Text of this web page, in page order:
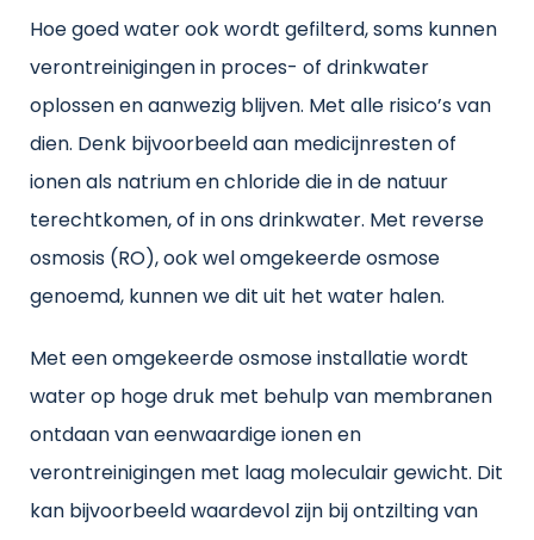
Hoe goed water ook wordt gefilterd, soms kunnen
verontreinigingen in proces- of drinkwater
oplossen en aanwezig blijven. Met alle risico’s van
dien. Denk bijvoorbeeld aan medicijnresten of
ionen als natrium en chloride die in de natuur
terechtkomen, of in ons drinkwater. Met reverse
osmosis (RO), ook wel omgekeerde osmose
genoemd, kunnen we dit uit het water halen.
Met een omgekeerde osmose installatie wordt
water op hoge druk met behulp van membranen
ontdaan van eenwaardige ionen en
verontreinigingen met laag moleculair gewicht. Dit
kan bijvoorbeeld waardevol zijn bij ontzilting van